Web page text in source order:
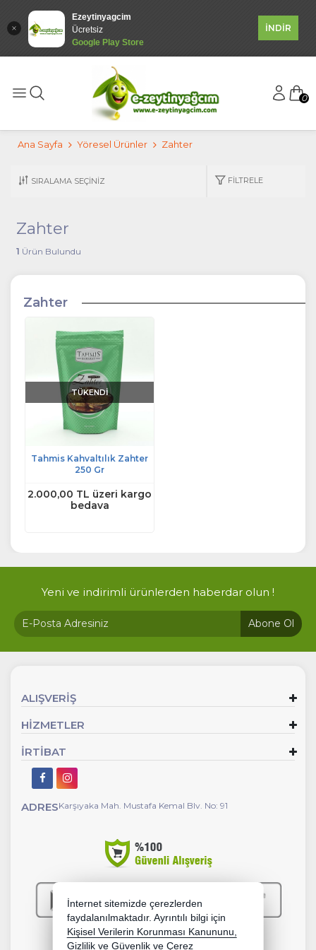
Ezeytinyagcim
Ücretsiz
Google Play Store
İNDİR
0
Ana Sayfa Yöresel Ürünler Zahter
FILTRELE
Zahter
1 Ürün Bulundu
Zahter
TÜKENDİ
Tahmis Kahvaltılık Zahter
250 Gr
2.000,00 TL üzeri kargo
bedava
Yeni ve indirimli ürünlerden haberdar olun !
Abone Ol
ALIŞVERİŞ
HİZMETLER
İRTİBAT
ADRESKarşıyaka Mah. Mustafa Kemal Blv. No: 91
İnternet sitemizde çerezlerden
faydalanılmaktadır. Ayrıntılı bilgi için
Kişisel Verilerin Korunması Kanununu,
Gizlilik ve Güvenlik ve Çerez